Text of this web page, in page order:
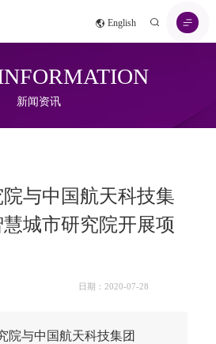
English
新闻资讯
与中国航天科技集
城市研究院开展项
日期：2020-07-28
院与中国航天科技集团